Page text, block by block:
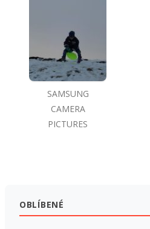
SAMSUNG
CAMERA
PICTURES
OBLÍBENÉ